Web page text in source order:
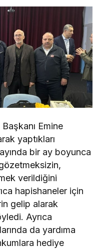
Emine
yaptıkları
bir ay boyunca
verildiğini
hapishaneler için
gelip alarak
Ayrıca
da yardıma
hediye